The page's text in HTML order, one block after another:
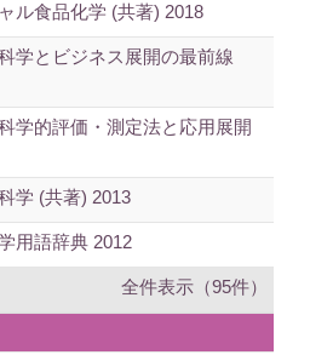
ル食品化学 (共著) 2018
学とビジネス展開の最前線
学的評価・測定法と応用展開
学 (共著) 2013
用語辞典 2012
全件表示（95件）